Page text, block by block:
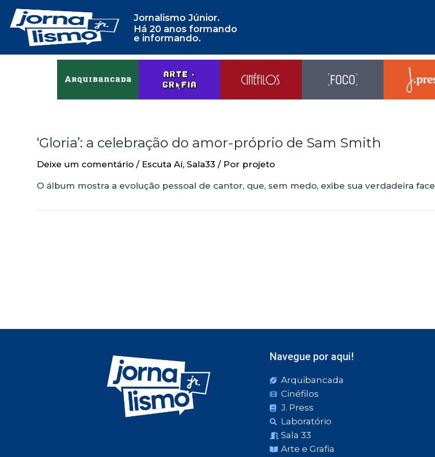
Jornalismo Júnior.
Há 20 anos formando
e informando.
‘Gloria’: a celebração do amor-próprio de Sam Smith
Deixe um comentário / Escuta Aí, Sala33 / Por projeto
O álbum mostra a evolução pessoal de cantor, que, sem medo, exibe sua verdadeira face
Navegue por aqui!
Arquibancada
Cinéfilos
J. Press
Laboratório
Sala 33
Arte e Grafia